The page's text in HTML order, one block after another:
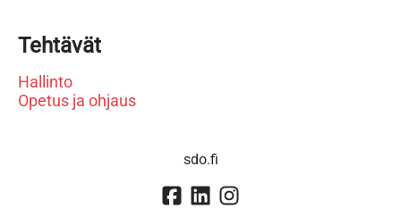
Tehtävät
Hallinto
Opetus ja ohjaus
sdo.fi